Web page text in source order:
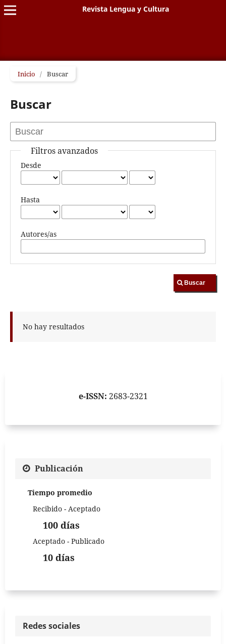
Revista Lengua y Cultura
Inicio / Buscar
Buscar
Filtros avanzados
Desde
Hasta
Autores/as
Buscar
No hay resultados
e-ISSN: 2683-2321
Publicación
Tiempo promedio
Recibido - Aceptado
100 días
Aceptado - Publicado
10 días
Redes sociales